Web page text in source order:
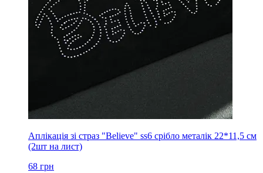
Аплікація зі страз "Believe" ss6 срібло металік 22*11,5 см
(2шт на лист)
68 грн